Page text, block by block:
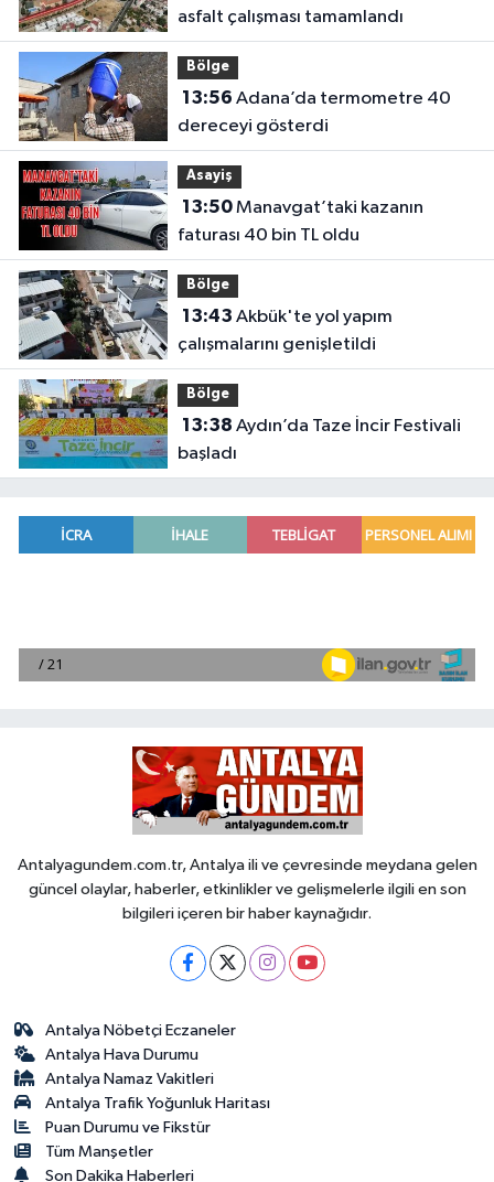
asfalt çalışması tamamlandı
Bölge
13:56
dereceyi gösterdi
Asayiş
13:50Manavgat’taki kazanın
faturası 40 bin TL oldu
Bölge
13:43
çalışmalarını genişletildi
Bölge
13:38
başladı
Antalyagundem.com.tr, Antalya ili ve çevresinde meydana gelen
güncel olaylar, haberler, etkinlikler ve gelişmelerle ilgili en son
bilgileri içeren bir haber kaynağıdır.
Antalya Nöbetçi Eczaneler
Antalya Hava Durumu
Antalya Namaz Vakitleri
Antalya Trafik Yoğunluk Haritası
Puan Durumu ve Fikstür
Tüm Manşetler
Son Dakika Haberleri